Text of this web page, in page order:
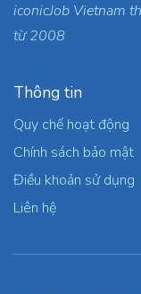
iconicJob Vietnam
từ 2008
Thông tin
Quy chế hoạt động
Chính sách bảo mật
Điều khoản sử dụng
Liên hệ